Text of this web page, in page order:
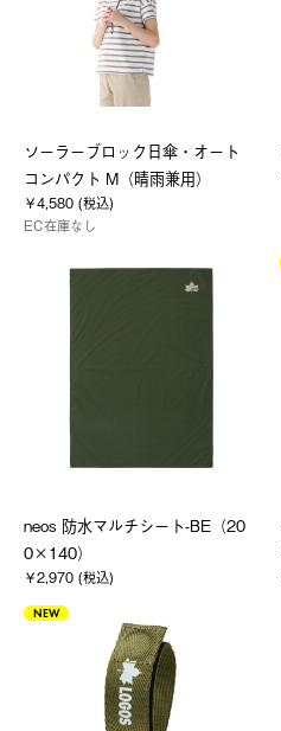
ソーラーブロック日傘・オート
コンパクト M（晴雨兼用）
￥4,580 (税込)
EC在庫なし
neos 防水マルチシート-BE（20
0×140）
￥2,970 (税込)
NEW